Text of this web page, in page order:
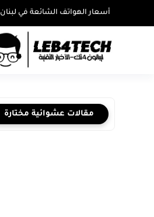
أسعار الهواتف الشائعة في لبنان
مقالات عشوائية مختارة